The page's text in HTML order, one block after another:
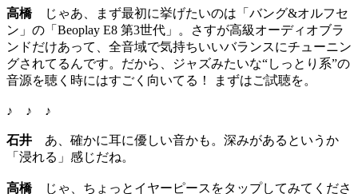
高橋じゃあ、まず最初に挙げたいのは「バング&オルフセ
ン」の「Beoplay E8 第3世代」。さすが高級オーディオブラ
ンドだけあって、全音域で気持ちいいバランスにチューニン
グされてるんです。だから、ジャズみたいな“しっとり系”の
音源を聴く時にはすごく向いてる！ まずはご試聴を。
♪ ♪ ♪
石井 あ、確かに耳に優しい音かも。深みがあるというか
「浸れる」感じだね。
高橋じゃ、ちょっとイヤーピースをタップしてみてくださ